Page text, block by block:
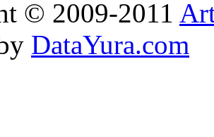
© 2009-2011
DataYura.com